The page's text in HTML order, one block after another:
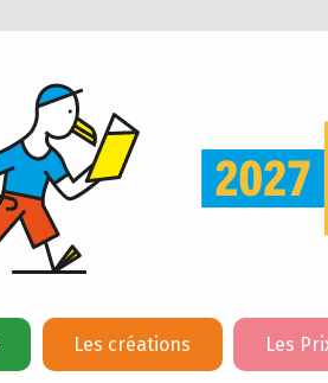
Les créations Les